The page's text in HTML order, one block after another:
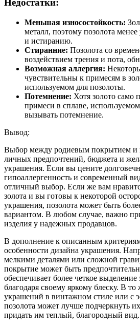
Недостатки:
Меньшая износостойкость:
металл, поэтому позолота
и истиранию.
Стиранние: Позолота со
воздействием трения и пота,
Возможная аллергия:
чувствительны к примесям в
используемом для позолоты.
Потемнение: Хотя золото само
примеси в сплаве,
вызывать потемнение.
Вывод:
Выбор между родиевым покрытием и
личных предпочтений, бюджета и
украшения. Если вы цените
гипоаллергенность и современный
отличный выбор. Если же вам
золота и вы готовы к некоторой
украшения, позолота может быть
вариантом. В любом случае, важно
изделия у надежных продавцов.
В дополнение к описанным
особенности дизайна украшения.
мелкими деталями или сложной
покрытие может быть
обеспечивает более четкое выделение
благодаря своему яркому блеску. В то
украшений в винтажном стиле или с
позолота может лучше подчеркнуть
придать им теплый, благородный вид.